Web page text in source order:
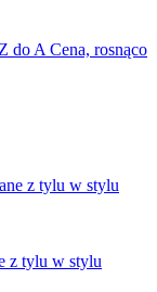
do ACena, rosnąco
z tylu w stylu